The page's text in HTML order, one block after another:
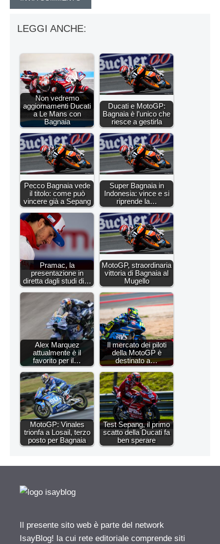
LEGGI ANCHE:
Non vedremo
aggiornamenti Ducati
a Le Mans con
Bagnaia
Ducati e MotoGP:
Bagnaia è l’unico che
riesce a gestirla
Pecco Bagnaia vede
il titolo: come può
vincere già a Sepang
Super Bagnaia in
Indonesia: vince e si
riprende la…
Pramac, la
presentazione in
diretta dagli studi di…
MotoGP, straordinaria
vittoria di Bagnaia al
Mugello
Alex Marquez
attualmente è il
favorito per il…
Il mercato dei piloti
della MotoGP è
destinato a…
MotoGP: Vinales
trionfa a Losail, terzo
posto per Bagnaia
Test Sepang, il primo
scatto della Ducati fa
ben sperare
Il presente sito web è parte del network
IsayBlog! la cui rete editoriale comprende siti